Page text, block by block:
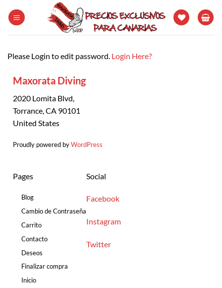
Please Login to edit password. Login Here?
Maxorata Diving
2020 Lomita Blvd,
Torrance, CA 90101
United States
Proudly powered byWordPress
Pages
Blog
Cambio de Contraseña
Carrito
Contacto
Deseos
Finalizar compra
Inicio
Social
Facebook
Instagram
Twitter